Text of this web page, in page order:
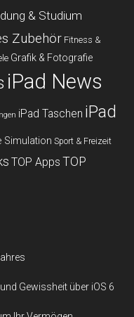
& Studium
Zubehör Fitness &
Grafik & Fotografie
iPad News
iPad Taschen iPad
Simulation Sport & Freizeit
TOP Apps TOP
Gewissheit über iOS 6